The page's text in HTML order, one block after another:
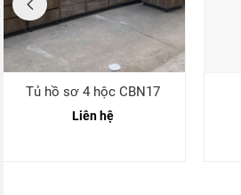
Tủ hồ sơ 4 hộc CBN17
Liên hệ